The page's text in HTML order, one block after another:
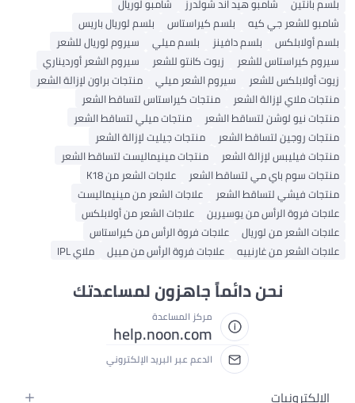
شامبو للشعر جي كيه
بلسم كيراستاس
بلسم لوريال باريس
بلسم أولابلكس
بلسم دافينز بلسم ميلي
سيروم لوريال للشعر
سيروم كيراستاس للشعر
زيوت كانتو للشعر
سيروم الشعر أورديناري
زيوت أولابلكس للشعر
سيروم الشعر ميلي
منتجات براون لإزالة الشعر
منتجات ملاي لإزالة الشعر
منتجات كيراستاس لتساقط الشعر
منتجات نيو لوشن لتساقط الشعر
منتجات ميلي لتساقط الشعر
منتجات روجين لتساقط الشعر
منتجات جيليت لإزالة الشعر
منتجات فيليبس لإزالة الشعر
منتجات مينيماليست لتساقط الشعر
منتجات سوم باي مي لتساقط الشعر
علاجات الشعر من K18
منتجات فيشي لتساقط الشعر
علاجات الشعر من مينيماليست
علاجات فروة الرأس من يوسيرين
علاجات الشعر من أولابلكس
علاجات الشعر من لوريال
علاجات فروة الرأس من كيراستاس
علاجات الشعر من غارنييه
علاجات فروة الرأس من مييل ملاي IPL
نحن دائماً جاهزون لمساعدتك
مركز المساعدة
help.noon.com
الدعم عبر البريد الإلكتروني
الإلكترونيات